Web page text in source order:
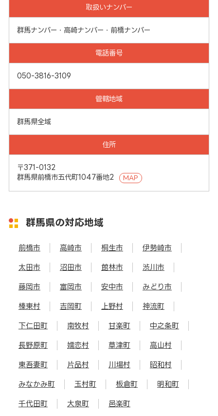
取扱いナンバー
群馬ナンバー・高崎ナンバー・前橋ナンバー
電話番号
050-3816-3109
管轄地域
群馬県全域
住所
〒371-0132
群馬県前橋市五代町1047番地2
MAP
群馬県の対応地域
前橋市 高崎市 桐生市 伊勢崎市
太田市 沼田市 館林市 渋川市
藤岡市 富岡市 安中市 みどり市
榛東村 吉岡町 上野村 神流町
下仁田町 南牧村 甘楽町 中之条町
長野原町 嬬恋村 草津町 高山村
東吾妻町 片品村 川場村 昭和村
みなかみ町 玉村町 板倉町 明和町
千代田町 大泉町 邑楽町